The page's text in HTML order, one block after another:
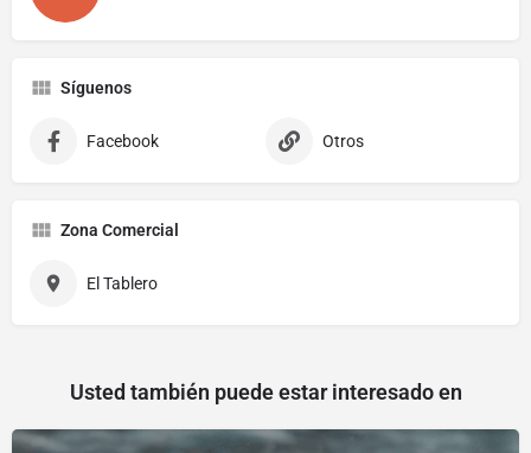
Síguenos
Facebook Otros
Zona Comercial
El Tablero
Usted también puede estar interesado en